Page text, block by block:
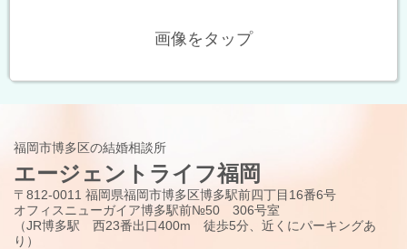
画像をタップ
福岡市博多区の結婚相談所
エージェントライフ福岡
〒812-0011 福岡県福岡市博多区博多駅前四丁目16番6号
オフィスニューガイア博多駅前№50 306号室
（JR博多駅 西23番出口400m 徒歩5分、近くにパーキングあ
り）